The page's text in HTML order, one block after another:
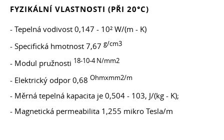
FYZIKÁLNÍ VLASTNOSTI (PŘI 20°C)
- Tepelná vodivost 0,147 - 10² W/(m - K)
- Specifická hmotnost 7,67 g/cm3
- Modul pružnosti 18-10-4 N/mm2
- Elektrický odpor 0,68 Ohmxmm2/m
- Měrná tepelná kapacita je 0,504 - 103, J/(kg - K);
- Magnetická permeabilita 1,255 mikro Tesla/m